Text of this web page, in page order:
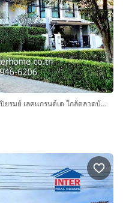
บ้านเดี่ยว 2 ชั้น 118.1 ตร.ว. หมู่บ้านบ้านฟ้าปิยรมย์ เลคแกรนด์เด ใกล้ตลาดบ้านฟ้าเลอมาร์เช่ ซอย3 ถนนลำลูกกา ถนนลำลูกกาคลอง6 ลำลูกกา ปทุมธานี